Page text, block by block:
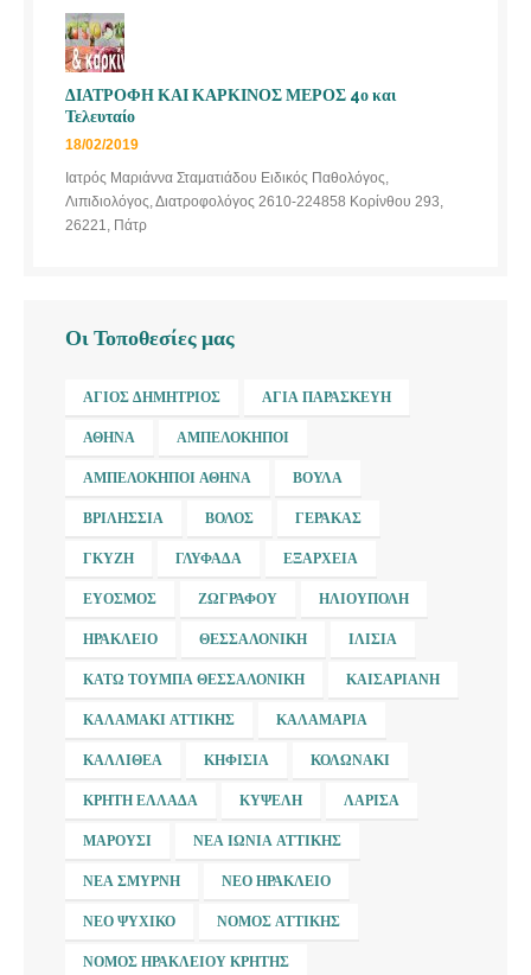
ΔΙΑΤΡΟΦΗ ΚΑΙ ΚΑΡΚΙΝΟΣ ΜΕΡΟΣ 4ο και
Τελευταίο
18/02/2019
Ιατρός Μαριάννα Σταματιάδου Ειδικός Παθολόγος,
Λιπιδιολόγος, Διατροφολόγος 2610-224858 Κορίνθου 293,
26221, Πάτρ
Οι Τοποθεσίες μας
ΆΓΙΟΣ ΔΗΜΉΤΡΙΟΣ ΑΓΊΑ ΠΑΡΑΣΚΕΥΉ
ΑΘΉΝΑ ΑΜΠΕΛΌΚΗΠΟΙ
ΑΜΠΕΛΌΚΗΠΟΙ ΑΘΉΝΑ ΒΟΎΛΑ
ΒΡΙΛΉΣΣΙΑ ΒΌΛΟΣ ΓΈΡΑΚΑΣ
ΓΚΎΖΗ ΓΛΥΦΆΔΑ ΕΞΆΡΧΕΙΑ
ΕΎΟΣΜΟΣ ΖΩΓΡΆΦΟΥ ΗΛΙΟΎΠΟΛΗ
ΗΡΆΚΛΕΙΟ ΘΕΣΣΑΛΟΝΊΚΗ ΙΛΊΣΙΑ
ΚΆΤΩ ΤΟΎΜΠΑ ΘΕΣΣΑΛΟΝΊΚΗ ΚΑΙΣΑΡΙΑΝΉ
ΚΑΛΑΜΆΚΙ ΑΤΤΙΚΉΣ ΚΑΛΑΜΑΡΙΆ
ΚΑΛΛΙΘΈΑ ΚΗΦΙΣΙΆ ΚΟΛΩΝΆΚΙ
ΚΡΉΤΗ ΕΛΛΆΔΑ ΚΥΨΈΛΗ ΛΆΡΙΣΑ
ΜΑΡΟΎΣΙ ΝΈΑ ΙΩΝΊΑ ΑΤΤΙΚΉΣ
ΝΈΑ ΣΜΎΡΝΗ ΝΈΟ ΗΡΆΚΛΕΙΟ
ΝΈΟ ΨΥΧΙΚΌ ΝΟΜΌΣ ΑΤΤΙΚΉΣ
ΝΟΜΌΣ ΗΡΑΚΛΕΊΟΥ ΚΡΉΤΗΣ